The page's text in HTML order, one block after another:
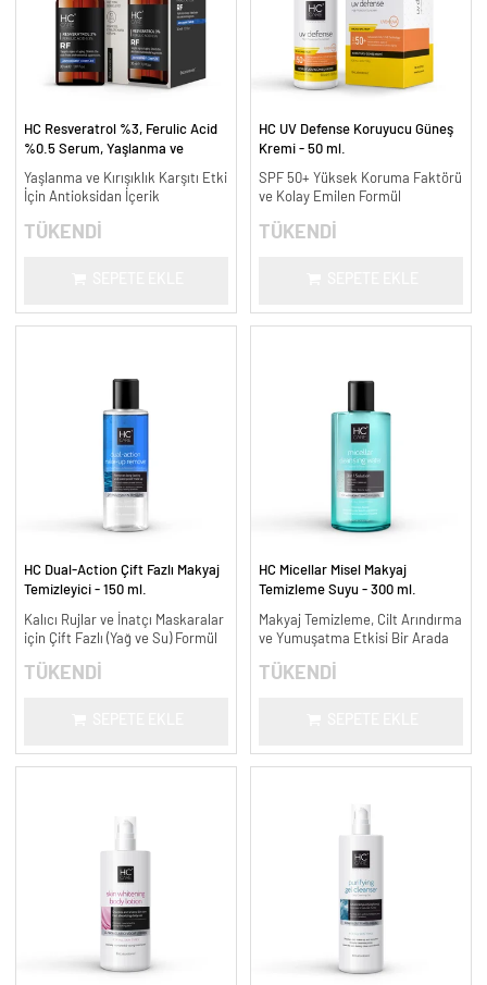
HC Resveratrol %3, Ferulic Acid
%0.5 Serum, Yaşlanma ve
Yaşlanma ve Kırışıklık Karşıtı Etki
İçin Antioksidan İçerik
TÜKENDİ
HC UV Defense Koruyucu Güneş
Kremi - 50 ml.
SPF 50+ Yüksek Koruma Faktörü
ve Kolay Emilen Formül
TÜKENDİ
HC Dual-Action Çift Fazlı Makyaj
Temizleyici - 150 ml.
Kalıcı Rujlar ve İnatçı Maskaralar
için Çift Fazlı (Yağ ve Su) Formül
TÜKENDİ
HC Micellar Misel Makyaj
Temizleme Suyu - 300 ml.
Makyaj Temizleme, Cilt Arındırma
ve Yumuşatma Etkisi Bir Arada
TÜKENDİ